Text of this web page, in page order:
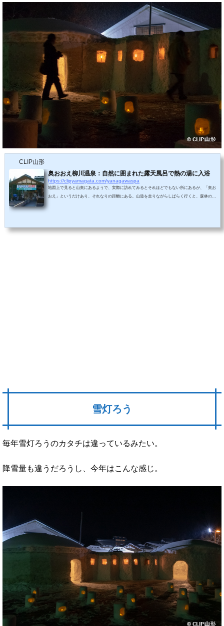
CLIP山形
奥おおえ柳川温泉：自然に囲まれた露天風呂で熱の湯に入浴
https://clipyamagata.com/yanagawaspa
地図上で見ると山奥にあるようで、実際に訪れてみるとそれほどでもない所にあるが、「奥お
おえ」というだけあり、それなりの距離にある。山道を走りながらしばらく行くと、森林の中
泉で再開。12月10日からは露天風呂も再開し、入り口付近に足湯も新設した。入って...
雪灯ろう
毎年雪灯ろうのカタチは違っているみたい。
降雪量も違うだろうし、今年はこんな感じ。